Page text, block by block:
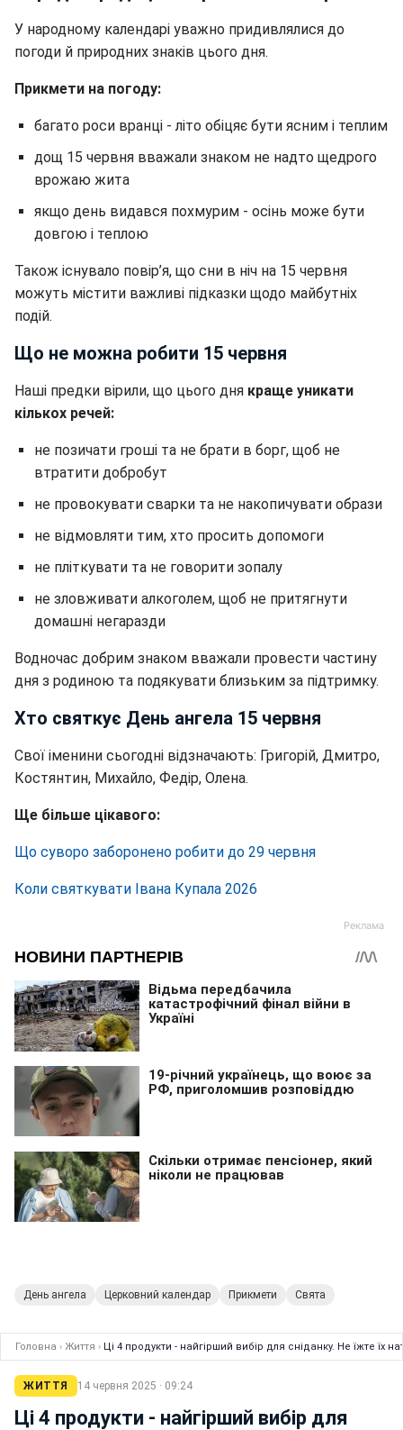
У народному календарі уважно придивлялися до
погоди й природних знаків цього дня.
Прикмети на погоду:
багато роси вранці - літо обіцяє бути ясним і теплим
дощ 15 червня вважали знаком не надто щедрого
врожаю жита
якщо день видався похмурим - осінь може бути
довгою і теплою
Також існувало повір’я, що сни в ніч на 15 червня
можуть містити важливі підказки щодо майбутніх
подій.
Що не можна робити 15 червня
Наші предки вірили, що цього дня краще уникати
кількох речей:
не позичати гроші та не брати в борг, щоб не
втратити добробут
не провокувати сварки та не накопичувати образи
не відмовляти тим, хто просить допомоги
не пліткувати та не говорити зопалу
не зловживати алкоголем, щоб не притягнути
домашні негаразди
Водночас добрим знаком вважали провести частину
дня з родиною та подякувати близьким за підтримку.
Хто святкує День ангела 15 червня
Свої іменини сьогодні відзначають: Григорій, Дмитро,
Костянтин, Михайло, Федір, Олена.
Ще більше цікавого:
Що суворо заборонено робити до 29 червня
Коли святкувати Івана Купала 2026
День ангела Церковний календар Прикмети Свята
Головна › Життя › Ці 4 продукти - найгірший вибір для сніданку. Не їжте їх
ЖИТТЯ 14 червня 2025 · 09:24
Ці 4 продукти - найгірший вибір для